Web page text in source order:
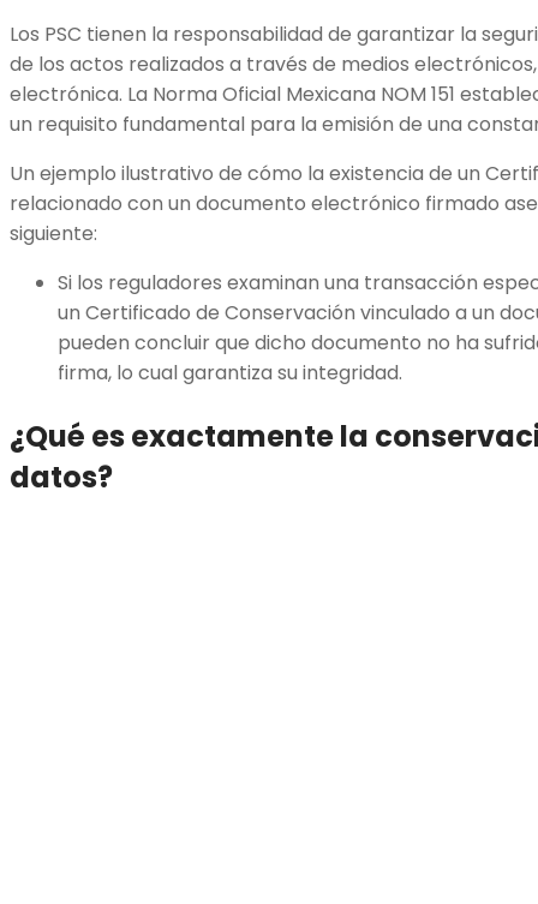
Los PSC tienen la responsabilidad de garantizar la
de los actos realizados a través de medios
electrónica. La Norma Oficial Mexicana NOM 151
un requisito fundamental para la emisión de una
Un ejemplo ilustrativo de cómo la existencia de un
relacionado con un documento electrónico firmado
siguiente:
Si los reguladores examinan una transacción
un Certificado de Conservación vinculado a un
pueden concluir que dicho documento no ha
firma, lo cual garantiza su integridad.
¿Qué es exactamente la
datos?